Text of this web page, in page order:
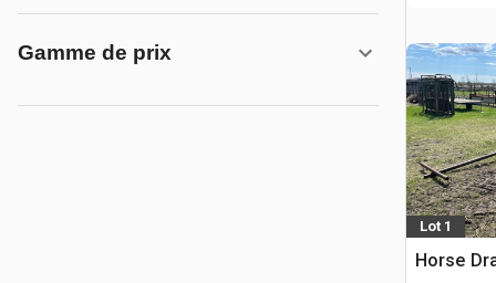
Gamme de prix
Lot 1
Horse